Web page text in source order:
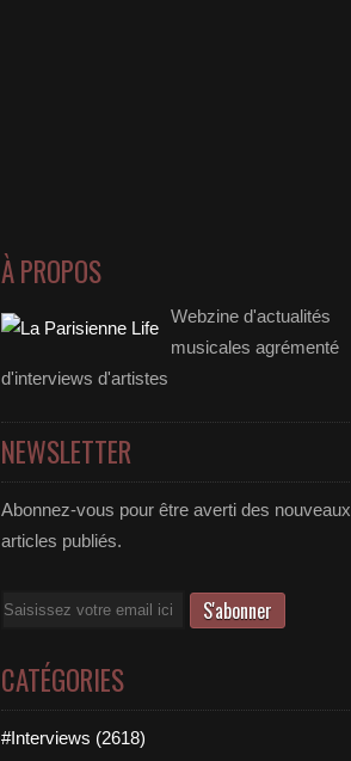
À PROPOS
Webzine d'actualités
musicales agrémenté
d'interviews d'artistes
NEWSLETTER
Abonnez-vous pour être averti des nouveaux
articles publiés.
Email
CATÉGORIES
#Interviews (2618)